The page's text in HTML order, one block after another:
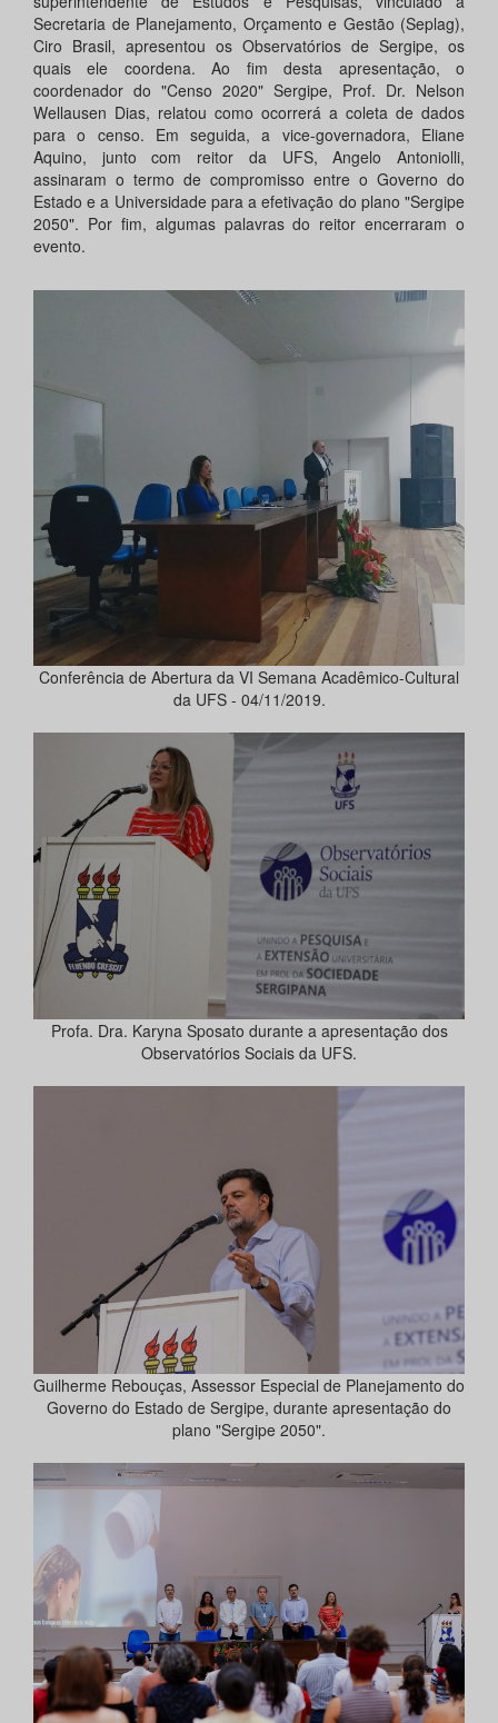
Secretaria de Planejamento, Orçamento e Gestão (Seplag),
Ciro Brasil, apresentou os Observatórios de Sergipe, os
quais ele coordena. Ao fim desta apresentação, o
coordenador do "Censo 2020" Sergipe, Prof. Dr. Nelson
Wellausen Dias, relatou como ocorrerá a coleta de dados
para o censo. Em seguida, a vice-governadora, Eliane
Aquino, junto com reitor da UFS, Angelo Antoniolli,
assinaram o termo de compromisso entre o Governo do
Estado e a Universidade para a efetivação do plano "Sergipe
2050". Por fim, algumas palavras do reitor encerraram o
evento.
Conferência de Abertura da VI Semana Acadêmico-Cultural
da UFS - 04/11/2019.
Profa. Dra. Karyna Sposato durante a apresentação dos
Observatórios Sociais da UFS.
Guilherme Rebouças, Assessor Especial de Planejamento do
Governo do Estado de Sergipe, durante apresentação do
plano "Sergipe 2050".